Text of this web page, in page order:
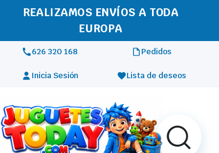
REALIZAMOS ENVÍOS A TODA
EUROPA
626 320 168 Pedidos
Inicia Sesión Lista de deseos